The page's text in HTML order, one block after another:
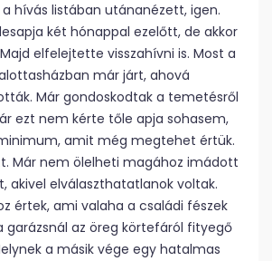
hívás listában utánanézett, igen.
két hónappal ezelőtt, de akkor
elfelejtette visszahívni is. Most a
már járt, ahová
Már gondoskodtak a temetésről
ezt nem kérte tőle apja sohasem,
amit még megtehet értük.
Már nem ölelheti magához imádott
akivel elválaszthatatlanok voltak.
értek, ami valaha a családi fészek
garázsnál az öreg körtefáról fityegő
a másik vége egy hatalmas